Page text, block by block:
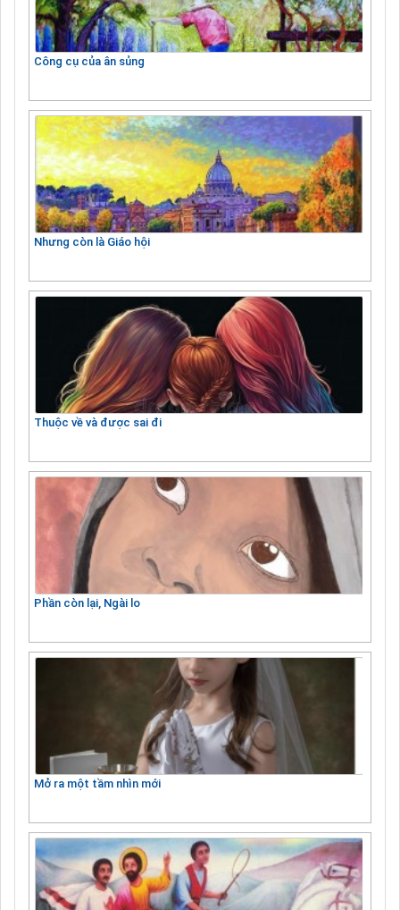
Công cụ của ân sủng
Nhưng còn là Giáo hội
Thuộc về và được sai đi
Phần còn lại, Ngài lo
Mở ra một tầm nhìn mới